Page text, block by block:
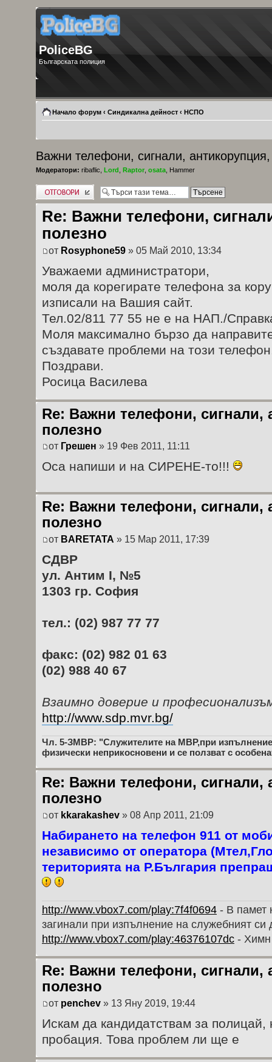
PoliceBG
Българската полиция
Начало форум ‹ Синдикална дейност ‹ НСПО
Важни телефони, сигнали,
Модератори: ribaflic Lord Raptor osata Hammer
Добави отговор
Re: Важни телефони,
полезно
от Rosyphone59 » 05 Май 2010, 13:34
Уважаеми администратори,
моля да корегирате телефона за
изписали на Вашия сайт.
Тел.02/811 77 55 не е на НАП./
Моля максимално бързо да
създавате проблеми на този
Поздрави.
Росица Василева
Re: Важни телефони, сигнали,
полезно
от Грешен » 19 Фев 2011, 11:11
Оса напиши и на СИРЕНЕ-то!!!
Re: Важни телефони, сигнали,
полезно
от BARETATA » 15 Мар 2011, 17:39
СДВР
ул. Антим I, №5
1303 гр. София
тел.: (02) 987 77 77
факс: (02) 982 01 63
(02) 988 40 67
Взаимно доверие и
http://www.sdp.mvr.bg/
Чл. 5-ЗМВР: "Служителите на МВР,при
физически неприкосновени и се ползват с
Re: Важни телефони, сигнали,
полезно
от kkarakashev » 08 Апр 2011, 21:09
Набирането на телефон 911 от
независимо от оператора
територията на Р.България
http://www.vbox7.com/play:7f4f0694 - В памет
загинали при изпълнение на служебният си
http://www.vbox7.com/play:46376107dc -
Re: Важни телефони, сигнали,
полезно
от penchev » 13 Яну 2019, 19:44
Искам да кандидатствам за
пробация. Това проблем ли ще е